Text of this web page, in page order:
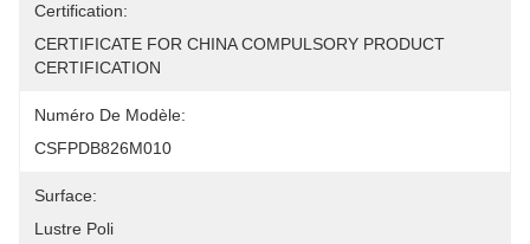
Certification:
CERTIFICATE FOR CHINA COMPULSORY PRODUCT
CERTIFICATION
Numéro De Modèle:
CSFPDB826M010
Surface:
Lustre Poli